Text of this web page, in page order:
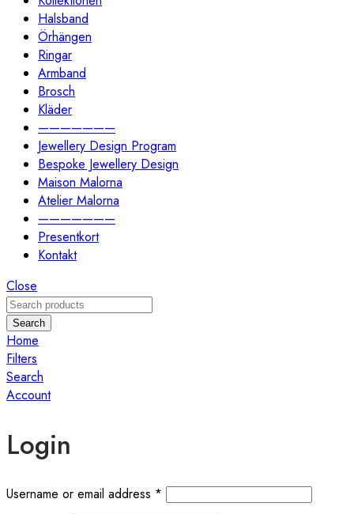
Halsband
Örhängen
Ringar
Armband
Brosch
Kläder
———————
Jewellery Design Program
Bespoke Jewellery Design
Maison Malorna
Atelier Malorna
———————
Presentkort
Kontakt
Close
Search
Home
Filters
Search
Account
Login
Username or email address *